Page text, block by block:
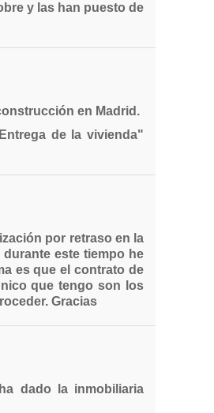
y las han puesto de
en Madrid.
de la vivienda"
por retraso en la
este tiempo he
es que el contrato de
que tengo son los
Gracias
dado la inmobiliaria